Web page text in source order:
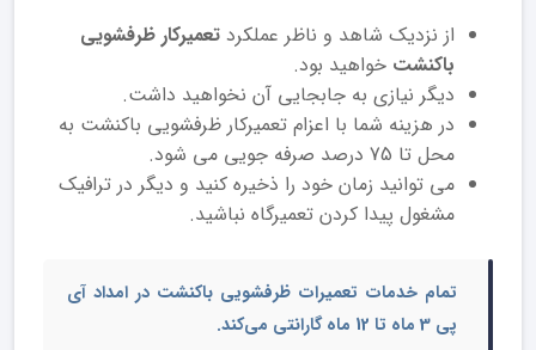
از نزدیک شاهد و ناظر عملکرد تعمیرکار ظرفشویی
باکنشت خواهید بود.
دیگر نیازی به جابجایی آن نخواهید داشت.
در هزینه شما با اعزام تعمیرکار ظرفشویی باکنشت به
محل تا 75 درصد صرفه جویی می شود.
می توانید زمان خود را ذخیره کنید و دیگر در ترافیک
مشغول پیدا کردن تعمیرگاه نباشید.
تمام خدمات تعمیرات ظرفشویی باکنشت در امداد آی
پی 3 ماه تا 12 ماه گارانتی می‌کند.